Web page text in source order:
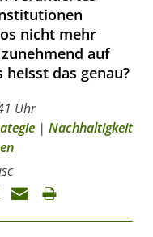
nicht mehr
auf
heisst das genau?
Uhr
| Nachhaltigkeit